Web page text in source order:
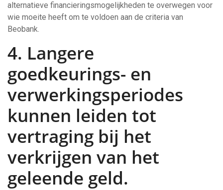
alternatieve financieringsmogelijkheden te overwegen voor
wie moeite heeft om te voldoen aan de criteria van
Beobank.
4. Langere
goedkeurings- en
verwerkingsperiodes
kunnen leiden tot
vertraging bij het
verkrijgen van het
geleende geld.